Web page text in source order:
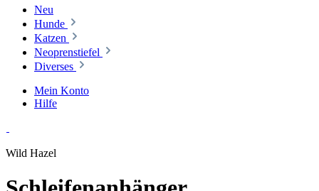
Neu
Hunde
Katzen
Neoprenstiefel
Diverses
Mein Konto
Hilfe
Wild Hazel